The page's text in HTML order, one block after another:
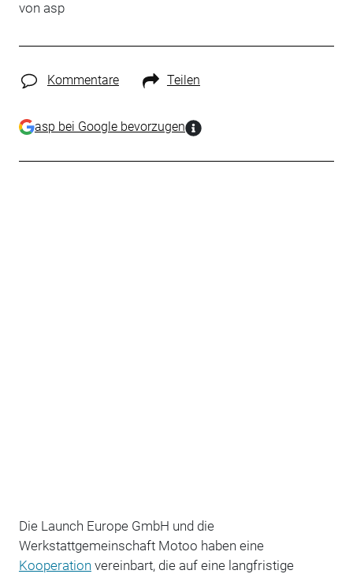
von asp
Kommentare Teilen
asp bei Google bevorzugen
Die Launch Europe GmbH und die
Werkstattgemeinschaft Motoo haben eine
Kooperation vereinbart, die auf eine langfristige